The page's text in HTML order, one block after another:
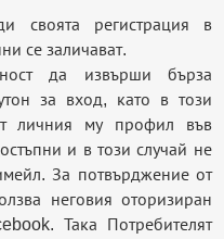
своята регистрация в
се заличават.
да извърши бърза
за вход, като в този
личния му профил във
и в този случай не
За потвърджение от
неговия оторизиран
Така Потребителят